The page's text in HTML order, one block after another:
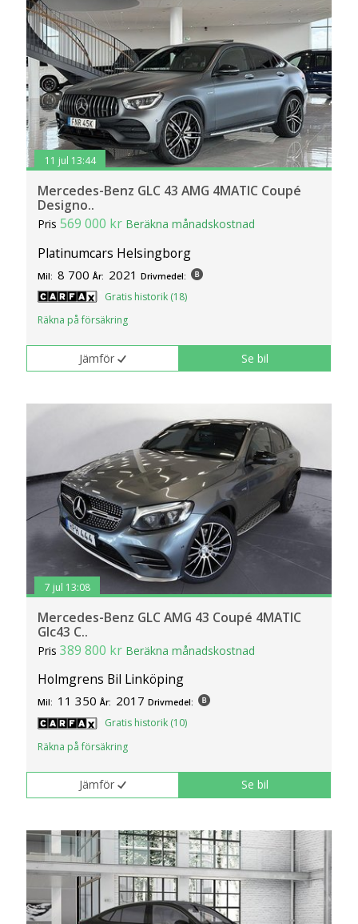
11 jul 13:44
Mercedes-Benz GLC 43 AMG 4MATIC Coupé
Designo..
Pris569 000 kr Beräkna månadskostnad
Platinumcars Helsingborg
Mil: 8 700 År: 2021 Drivmedel:
Gratis historik (18)
Räkna på försäkring
Jämför Se bil
7 jul 13:08
Mercedes-Benz GLC AMG 43 Coupé 4MATIC
Glc43 C..
Pris389 800 kr Beräkna månadskostnad
Holmgrens Bil Linköping
Mil: 11 350 År: 2017 Drivmedel:
Gratis historik (10)
Räkna på försäkring
Jämför Se bil